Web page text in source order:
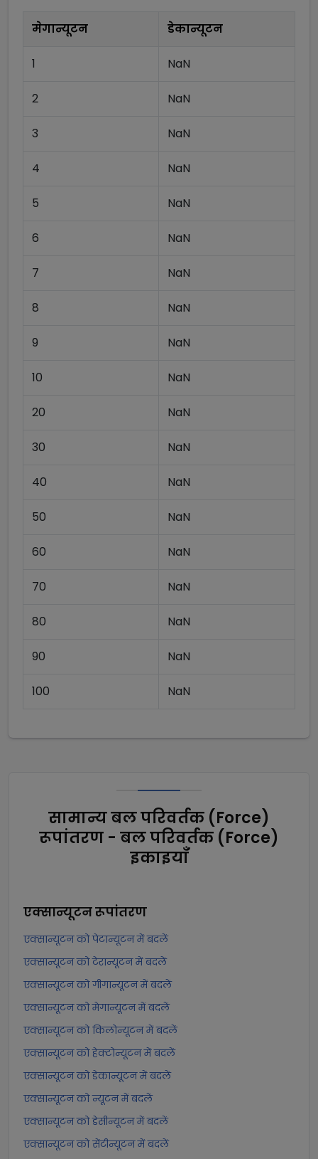
मेगान्यूटन डेकान्यूटन
1 NaN
2 NaN
3 NaN
4 NaN
5 NaN
6 NaN
7 NaN
8 NaN
9 NaN
10 NaN
20 NaN
30 NaN
40 NaN
50 NaN
60 NaN
70 NaN
80 NaN
90 NaN
100 NaN
सामान्य बल परिवर्तक (Force)
रूपांतरण - बल परिवर्तक (Force)
इकाइयाँ
एक्सान्यूटनरूपांतरण
एक्सान्यूटन को पेटान्यूटन में बदलें
एक्सान्यूटन को टेरान्यूटन में बदलें
एक्सान्यूटन को गीगान्यूटन में बदलें
एक्सान्यूटन को मेगान्यूटन में बदलें
एक्सान्यूटन को किलोन्यूटन में बदलें
एक्सान्यूटन को हेक्टोन्यूटन में बदलें
एक्सान्यूटन को डेकान्यूटन में बदलें
एक्सान्यूटन को न्यूटन में बदलें
एक्सान्यूटन को डेसीन्यूटन में बदलें
एक्सान्यूटन को सेंटीन्यूटन में बदलें